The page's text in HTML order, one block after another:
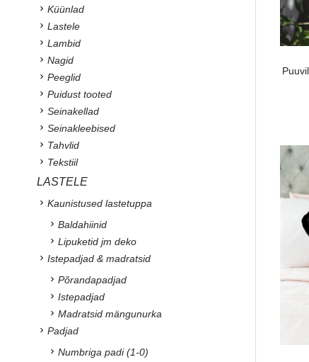
Küünlad
Lastele
Lambid
Nagid
Peeglid
Puidust tooted
Seinakellad
Seinakleebised
Tahvlid
Tekstiil
LASTELE
Kaunistused lastetuppa
Baldahiinid
Lipuketid jm deko
Istepadjad & madratsid
Põrandapadjad
Istepadjad
Madratsid mängunurka
Padjad
Numbriga padi (1-0)